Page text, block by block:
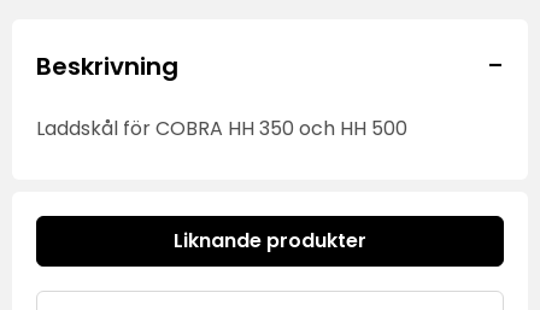
Beskrivning -
Laddskål för COBRA HH 350 och HH 500
Liknande produkter